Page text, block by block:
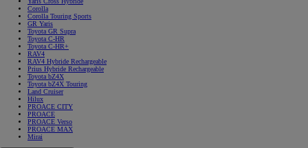
Corolla
Corolla Touring Sports
GR Yaris
Toyota GR Supra
Toyota C-HR
Toyota C-HR+
RAV4
RAV4 Hybride Rechargeable
Prius Hybride Rechargeable
Toyota bZ4X
Toyota bZ4X Touring
Land Cruiser
Hilux
PROACE CITY
PROACE
PROACE Verso
PROACE MAX
Mirai